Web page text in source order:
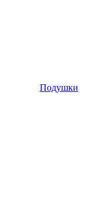
Подушки